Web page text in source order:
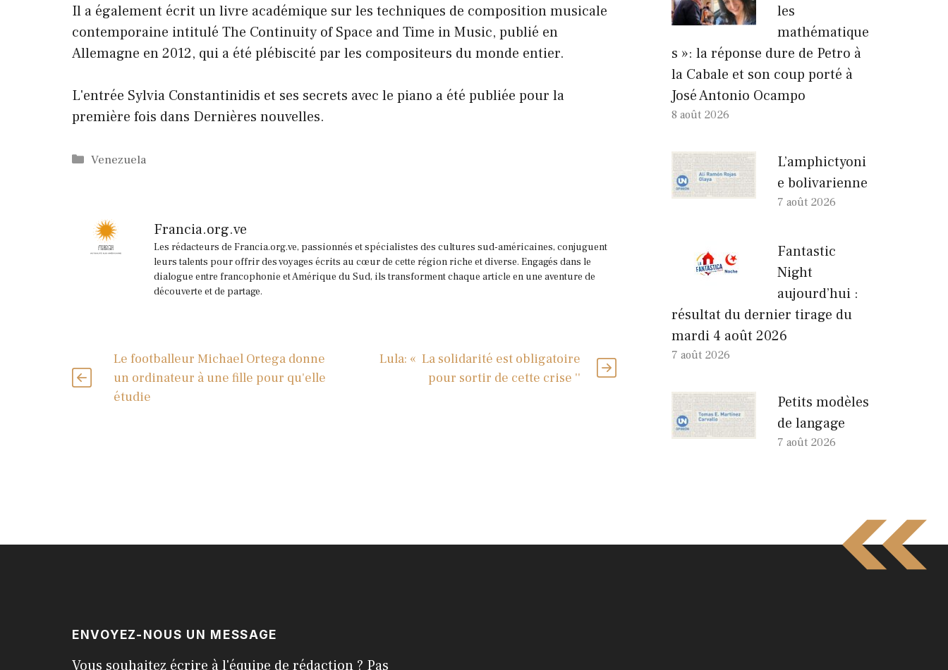
Il a également écrit un livre académique sur les techniques de composition musicale
contemporaine intitulé The Continuity of Space and Time in Music, publié en
Allemagne en 2012, qui a été plébiscité par les compositeurs du monde entier.
L'entrée Sylvia Constantinidis et ses secrets avec le piano a été publiée pour la
première fois dans Dernières nouvelles.
Catégories
Venezuela
Francia.org.ve
Les rédacteurs de Francia.org.ve, passionnés et spécialistes des cultures sud-américaines, conjuguent
leurs talents pour offrir des voyages écrits au cœur de cette région riche et diverse. Engagés dans le
dialogue entre francophonie et Amérique du Sud, ils transforment chaque article en une aventure de
découverte et de partage.
Le footballeur Michael Ortega donne
un ordinateur à une fille pour qu'elle
étudie
Lula: « La solidarité est obligatoire
pour sortir de cette crise ''
les
mathématique
s »: la réponse dure de Petro à
la Cabale et son coup porté à
José Antonio Ocampo
8 août 2026
L’amphictyoni
e bolivarienne
7 août 2026
Fantastic
Night
aujourd’hui :
résultat du dernier tirage du
mardi 4 août 2026
7 août 2026
Petits modèles
de langage
7 août 2026
ENVOYEZ-NOUS UN MESSAGE
Vous souhaitez écrire à l'équipe de rédaction ? Pas